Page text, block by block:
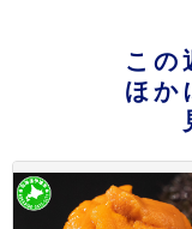
この
ほか